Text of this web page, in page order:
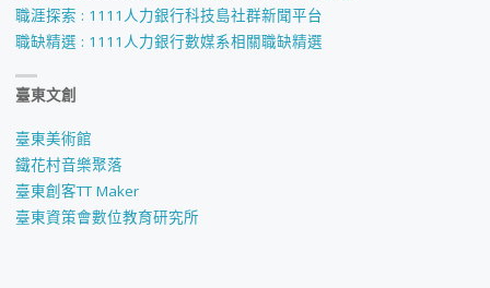
職涯探索 : 1111人力銀行科技島社群新聞平台
職缺精選 : 1111人力銀行數媒系相關職缺精選
臺東文創
臺東美術館
鐵花村音樂聚落
臺東創客TT Maker
臺東資策會數位教育研究所